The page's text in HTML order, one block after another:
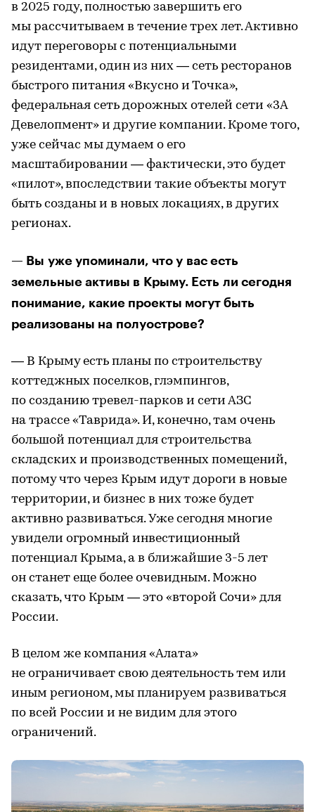
в 2025 году, полностью завершить его
мы рассчитываем в течение трех лет. Активно
идут переговоры с потенциальными
резидентами, один из них — сеть ресторанов
быстрого питания «Вкусно и Точка»,
федеральная сеть дорожных отелей сети «3А
Девелопмент» и другие компании. Кроме того,
уже сейчас мы думаем о его
масштабировании — фактически, это будет
«пилот», впоследствии такие объекты могут
быть созданы и в новых локациях, в других
регионах.
— Вы уже упоминали, что у вас есть
земельные активы в Крыму. Есть ли сегодня
понимание, какие проекты могут быть
реализованы на полуострове?
— В Крыму есть планы по строительству
коттеджных поселков, глэмпингов,
по созданию тревел-парков и сети АЗС
на трассе «Таврида». И, конечно, там очень
большой потенциал для строительства
складских и производственных помещений,
потому что через Крым идут дороги в новые
территории, и бизнес в них тоже будет
активно развиваться. Уже сегодня многие
увидели огромный инвестиционный
потенциал Крыма, а в ближайшие 3-5 лет
он станет еще более очевидным. Можно
сказать, что Крым — это «второй Сочи» для
России.
В целом же компания «Алата»
не ограничивает свою деятельность тем или
иным регионом, мы планируем развиваться
по всей России и не видим для этого
ограничений.